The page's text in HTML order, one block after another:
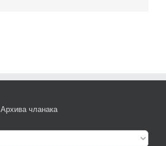
Архива чланака